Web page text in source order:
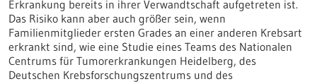
Erkrankung bereits in ihrer Verwandtschaft aufgetreten ist.
Das Risiko kann aber auch größer sein, wenn
Familienmitglieder ersten Grades an einer anderen Krebsart
erkrankt sind, wie eine Studie eines Teams des Nationalen
Centrums für Tumorerkrankungen Heidelberg, des
Deutschen Krebsforschungszentrums und des